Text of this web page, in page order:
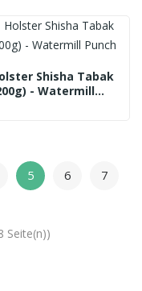
Shisha Tabak
- Watermill
5 6
7
Seite(n))